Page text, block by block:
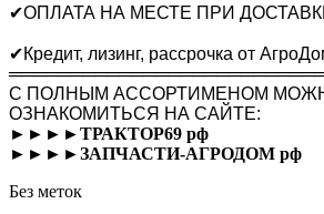
✔ОПЛАТА НА МЕСТЕ ПРИ
✔Кредит, лизинг, рассрочка от
С ПОЛНЫМ АССОРТИМЕНОМ
ОЗНАКОМИТЬСЯ НА САЙТЕ:
►►►►ТРАКТОР69 рф
►►►►ЗАПЧАСТИ-АГРОДОМ рф
Без меток